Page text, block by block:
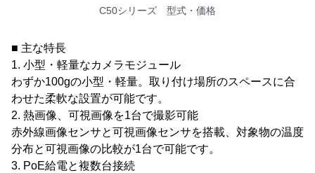
C50シリーズ 型式・価格
■ 主な特長
1. 小型・軽量なカメラモジュール
わずか100gの小型・軽量。取り付け場所のスペースに合
わせた柔軟な設置が可能です。
2. 熱画像、可視画像を1台で撮影可能
赤外線画像センサと可視画像センサを搭載、対象物の温度
分布と可視画像の比較が1台で可能です。
3. PoE給電と複数台接続